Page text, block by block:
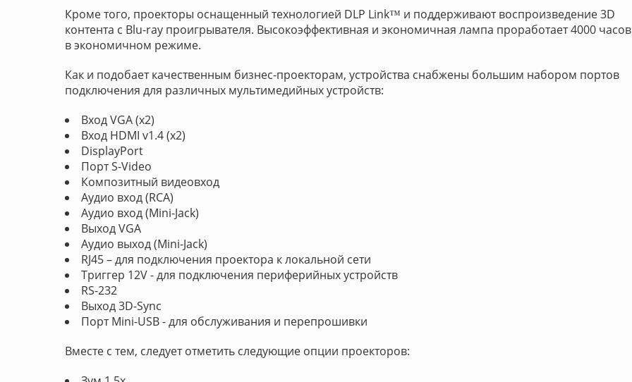
Кроме того, проекторы оснащенный технологией DLP Link™ и поддерживают воспроизведение 3D
контента с Blu-ray проигрывателя. Высокоэффективная и экономичная лампа проработает 4000 часов
в экономичном режиме.
Как и подобает качественным бизнес-проекторам, устройства снабжены большим набором портов
подключения для различных мультимедийных устройств:
Вход VGA (x2)
Вход HDMI v1.4 (x2)
DisplayPort
Порт S-Video
Композитный видеовход
Аудио вход (RCA)
Аудио вход (Mini-Jack)
Выход VGA
Аудио выход (Mini-Jack)
RJ45 – для подключения проектора к локальной сети
Триггер 12V - для подключения периферийных устройств
RS-232
Выход 3D-Sync
Порт Mini-USB - для обслуживания и перепрошивки
Вместе с тем, следует отметить следующие опции проекторов: